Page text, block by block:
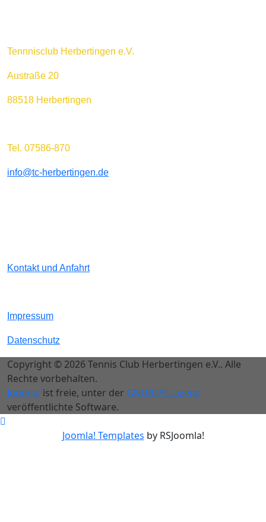
Tennnisclub Herbertingen e.V.
Austraße 20
88518 Herbertingen
Tel. 07586-870
info@tc-herbertingen.de
Kontakt und Anfahrt
Impressum
Datenschutz
Copyright © 2026 Tennis Club Herbertingen e.V.. Alle
Rechte vorbehalten.
Joomla! ist freie, unter der GNU/GPL-Lizenz
veröffentlichte Software.
Joomla! Templates by RSJoomla!